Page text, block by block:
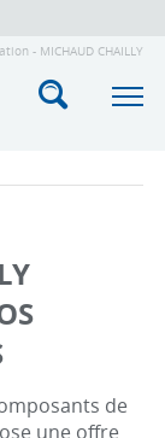
- MICHAUD CHAILLY
de
une offre